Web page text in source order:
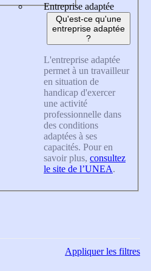
Entreprise adaptée
Qu'est-ce qu'une
entreprise adaptée
?
L'entreprise adaptée
permet à un travailleur
en situation de
handicap d'exercer
une activité
professionnelle dans
des conditions
adaptées à ses
capacités. Pour en
savoir plus, consultez
le site de l’UNEA.
Appliquerles filtres